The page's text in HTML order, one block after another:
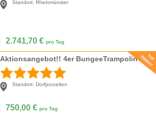
Standort: Rheinmünster
2.741,70 € pro Tag
Aktionsangebot!! 4er BungeeTrampolin
Standort: Dorfprozelten
750,00 € pro Tag